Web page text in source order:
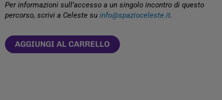
Per informazioni sull’accesso a un singolo incontro di questo
percorso, scrivi a Celeste su info@spazioceleste.it.
AGGIUNGI AL CARRELLO